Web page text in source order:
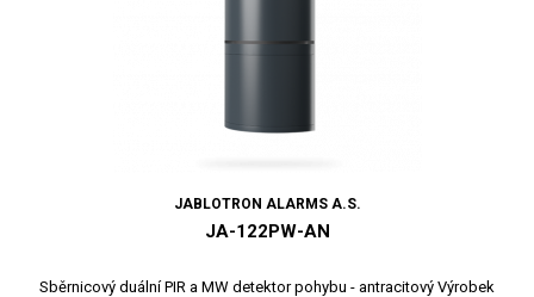
JABLOTRON ALARMS A.S.
JA-122PW-AN
Sběrnicový duální PIR a MW detektor pohybu - antracitový Výrobek